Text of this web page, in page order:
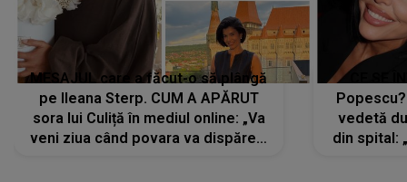
MESAJUL care a făcut-o să plângă
pe Ileana Sterp. CUM A APĂRUT
sora lui Culiță în mediul online: „Va
veni ziua când povara va dispărea,
vedetă
din spital: